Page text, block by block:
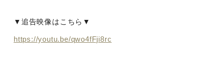
▼追告映像はこちら ▼
https://youtu.be/qwo4fFji8rc